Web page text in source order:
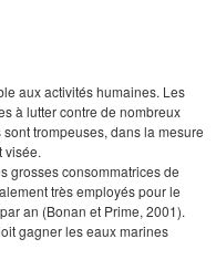
aux activités humaines. Les
à lutter contre de nombreux
trompeuses, dans la mesure
visée.
grosses consommatrices de
très employés pour le
an (Bonan et Prime, 2001).
gagner les eaux marines